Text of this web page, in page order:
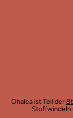
Ohalea ist Teil der
Stoffwindeln